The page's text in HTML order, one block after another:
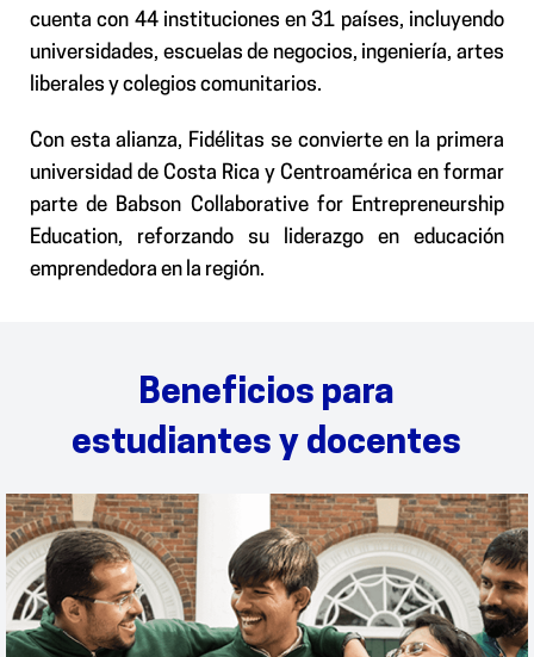
cuenta con 44 instituciones en 31 países, incluyendo
universidades, escuelas de negocios, ingeniería, artes
liberales y colegios comunitarios.
Con esta alianza, Fidélitas se convierte en la primera
universidad de Costa Rica y Centroamérica en formar
parte de Babson Collaborative for Entrepreneurship
Education, reforzando su liderazgo en educación
emprendedora en la región.
Beneficios para
estudiantes y docentes